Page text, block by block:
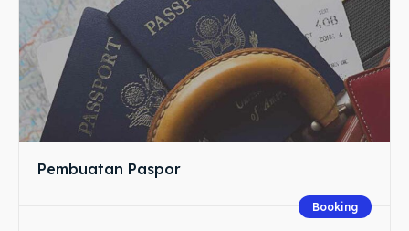
Pembuatan Paspor
Booking